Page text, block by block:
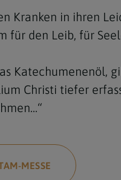
Kranken in ihren
für den Leib, für
Katechumenenöl,
Christi tiefer
MESSE